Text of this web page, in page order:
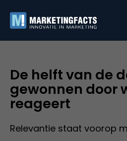
De helft van de
gewonnen door
reageert
Relevantie staat voorop